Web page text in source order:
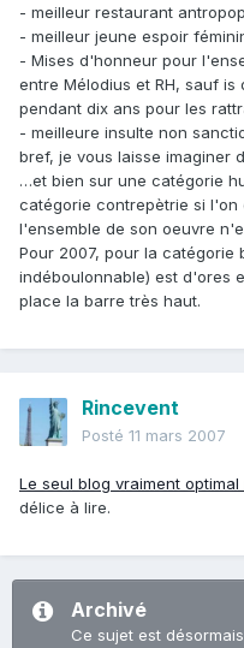
- meilleur restaurant
- meilleur jeune espoir
- Mises d'honneur pour
entre Mélodius et RH, sauf
pendant dix ans pour les
- meilleure insulte non
bref, je vous laisse imaginer
…et bien sur une catégorie
catégorie contrepètrie si l'on
l'ensemble de son oeuvre
Pour 2007, pour la catégorie
indéboulonnable) est d'ores
place la barre très haut.
Rincevent
Posté 11 mars 2007
Le seul blog vraiment
délice à lire.
Archivé
Ce sujet est